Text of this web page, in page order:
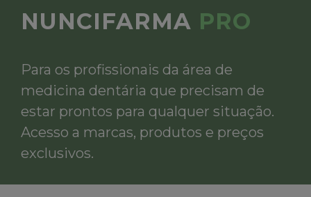
NUNCIFARMA PRO
Para os profissionais da área de
medicina dentária que precisam de
estar prontos para qualquer situação.
Acesso a marcas, produtos e preços
exclusivos.